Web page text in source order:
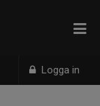
Logga in